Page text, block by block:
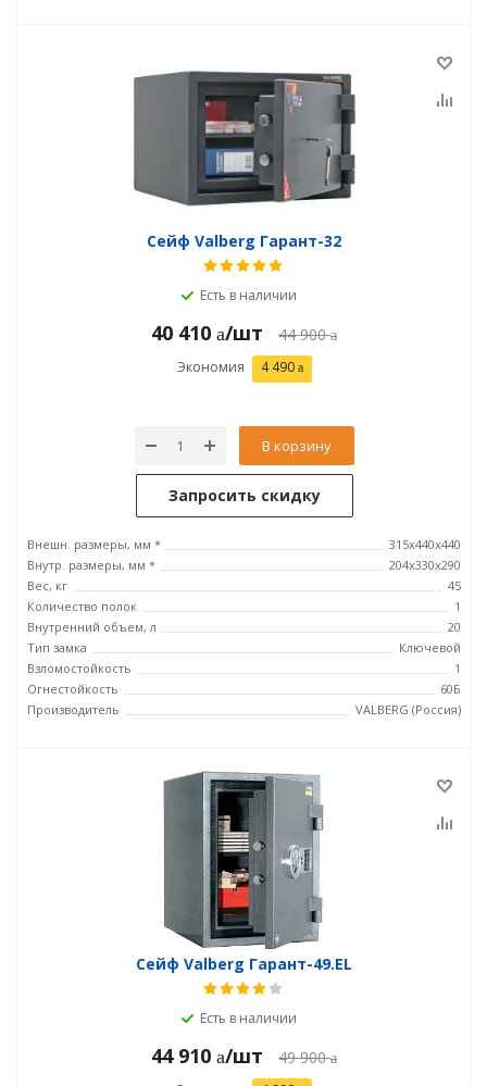
Сейф Valberg Гарант-32
Есть в наличии
40 410 /шт 44 900
Экономия 4 490
В корзину
Запросить скидку
Внешн. размеры, мм *
315x440x440
Внутр. размеры, мм *
204x330x290
Вес, кг
45
Количество полок
1
Внутренний объем, л
20
Тип замка
Ключевой
Взломостойкость
1
Огнестойкость
60Б
Производитель
VALBERG (Россия)
Сейф Valberg Гарант-49.EL
Есть в наличии
44 910 /шт 49 900